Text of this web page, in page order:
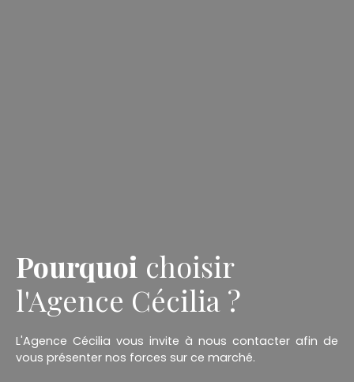
Pourquoi choisir
l'Agence Cécilia ?
L'Agence Cécilia vous invite à nous contacter afin de
vous présenter nos forces sur ce marché.